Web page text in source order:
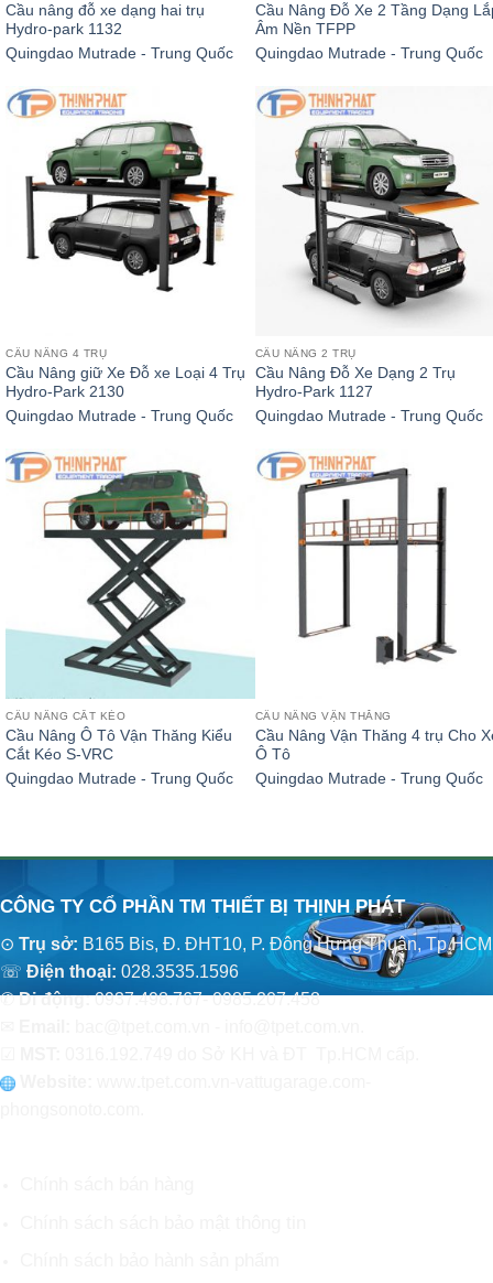
Cầu nâng đỗ xe dạng hai trụ
Hydro-park 1132
Quingdao Mutrade - Trung Quốc
Cầu Nâng Đỗ Xe 2 Tầng Dạng
Âm Nền TFPP
Quingdao Mutrade - Trung Quốc
CẦU NÂNG 4 TRỤ
Cầu Nâng giữ Xe Đỗ xe Loại 4 Trụ
Hydro-Park 2130
Quingdao Mutrade - Trung Quốc
CẦU NÂNG 2 TRỤ
Cầu Nâng Đỗ Xe Dạng 2 Trụ
Hydro-Park 1127
Quingdao Mutrade - Trung Quốc
CẦU NÂNG CẮT KÉO
Cầu Nâng Ô Tô Vận Thăng Kiểu
Cắt Kéo S-VRC
Quingdao Mutrade - Trung Quốc
CẦU NÂNG VẬN THĂNG
Cầu Nâng Vận Thăng 4 trụ Cho
Ô Tô
Quingdao Mutrade - Trung Quốc
CÔNG TY CỔ PHẦN TM THIẾT BỊ THỊNH PHÁT
⊙ Trụ sở: B165 Bis, Đ. ĐHT10, P. Đông Hưng Thuận, Tp.HCM
☏ Điện thoại: 028.3535.1596
✆Di động:0937.498.767- 0985.207.458